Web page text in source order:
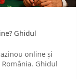
Ghidul
online și
Ghidul